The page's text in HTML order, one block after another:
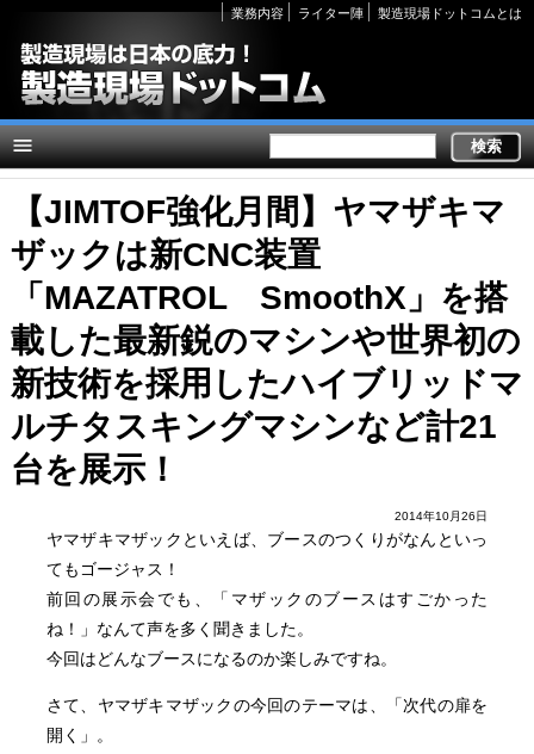
Secondary
links
業務内容 ライター陣 製造現場ドットコムとは
【JIMTOF強化月間】ヤマザキマ
ザックは新CNC装置
「MAZATROL SmoothX」を搭
載した最新鋭のマシンや世界初の
新技術を採用したハイブリッドマ
ルチタスキングマシンなど計21
台を展示！
2014年10月26日
ヤマザキマザックといえば、ブースのつくりがなんといっ
てもゴージャス！
前回の展示会でも、「マザックのブースはすごかった
ね！」なんて声を多く聞きました。
今回はどんなブースになるのか楽しみですね。
さて、ヤマザキマザックの今回のテーマは、「次代の扉を
開く」。